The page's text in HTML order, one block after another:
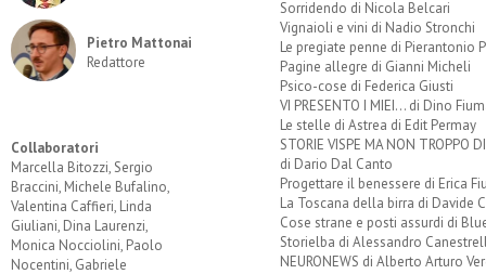
Pietro Mattonai
Redattore
Collaboratori
Marcella Bitozzi, Sergio
Braccini, Michele Bufalino,
Valentina Caffieri, Linda
Giuliani, Dina Laurenzi,
Monica Nocciolini, Paolo
Nocentini, Gabriele
Sorridendo di Nicola Belcari
Vignaioli e vini di Nadio Stronchi
Le pregiate penne di Pierantonio
Pagine allegre di Gianni Micheli
Psico-cose di Federica Giusti
VI PRESENTO I MIEI... di Dino
Le stelle di Astrea di Edit Permay
STORIE VISPE MA NON TROPPO
di Dario Dal Canto
Progettare il benessere di Erica
La Toscana della birra di Davide
Cose strane e posti assurdi di
Storielba di Alessandro
NEURONEWS di Alberto Arturo